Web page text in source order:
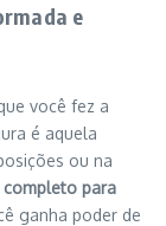
e
você fez a
é aquela
ou na
completo para
ganha poder de